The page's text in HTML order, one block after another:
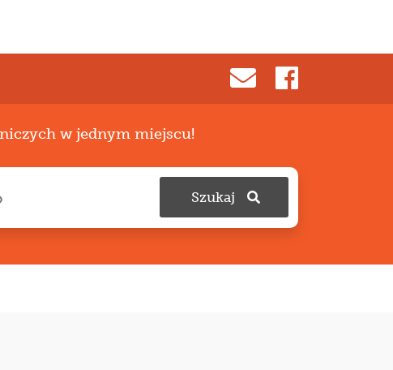
w jednym miejscu!
Szukaj